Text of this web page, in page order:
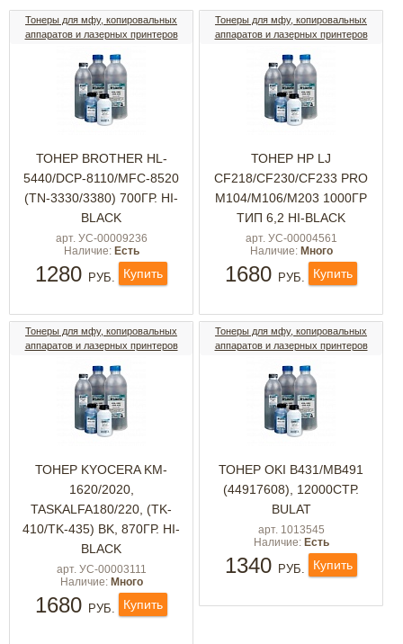
Тонеры для мфу, копировальных
аппаратов и лазерных принтеров
ТОНЕР BROTHER HL-
5440/DCP-8110/MFC-8520
(TN-3330/3380) 700ГР. HI-
BLACK
арт. УС-00009236
Наличие: Есть
1280 РУБ. Купить
Тонеры для мфу, копировальных
аппаратов и лазерных принтеров
ТОНЕР HP LJ
СF218/CF230/CF233 PRO
M104/M106/M203 1000ГР
ТИП 6,2 HI-BLACK
арт. УС-00004561
Наличие: Много
1680 РУБ. Купить
Тонеры для мфу, копировальных
аппаратов и лазерных принтеров
ТОНЕР KYOCERA KM-
1620/2020,
TASKALFA180/220, (TK-
410/TK-435) BK, 870ГР. HI-
BLACK
арт. УС-00003111
Наличие: Много
1680 РУБ. Купить
Тонеры для мфу, копировальных
аппаратов и лазерных принтеров
ТОНЕР OKI B431/MB491
(44917608), 12000СТР.
BULAT
арт. 1013545
Наличие: Есть
1340 РУБ. Купить